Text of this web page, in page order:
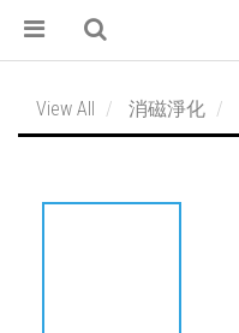
View All 消磁淨化